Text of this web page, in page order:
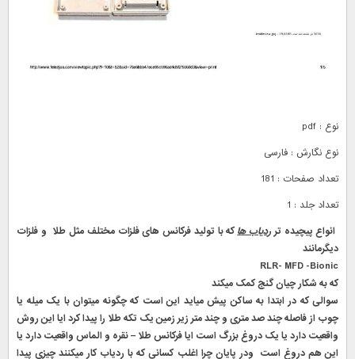
نوع : pdf
نوع نگارش : فارسی
تعداد صفحات : 181
تعداد جلد : 1
انواع پیچیده تر ردیاب هاکه با تولید فرکانس های فلزات مختلف مثل طلا و فلزات
دیگرمانند
RLR- MFD -Bionic
که به شکار چیان گنج کمک میکند
سوالی که در ابتدا به ساکن پیش میاید این است که چگونه میتوان با یک میله یا
چوب از فاصله چند صد متری و چند متر زیر زمین یک تکه طلا را پیدا کرد ایا این روش
واقعیت دارد یا یک دروغ بزرگ است ایا فرکانس طلا – نقره و الماس واقعیت دارد یا
این هم دروغ است ودر پایان چرا اغلب کسانی که با ردیاب کار میکنند چیزی پیدا